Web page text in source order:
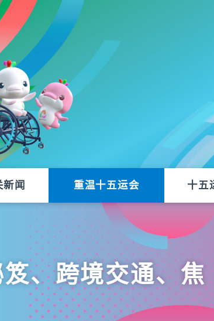
新闻 重温十五运会 十五
、跨境交通、焦